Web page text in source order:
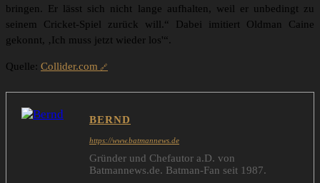
bringen. Er lässt sich nicht lange aufhalten, weil er unbedingt zu
seinem Cricket-Spiel zurück will.“ Dabei imitiert Oldman Caine
gekonnt, ‚Ich muss jetzt wieder los'“.
Quelle: Collider.com
BERND
https://www.batmannews.de
Gründer und Chefautor a.D. von
Batmannews.de. Batman-Fan seit 1987.